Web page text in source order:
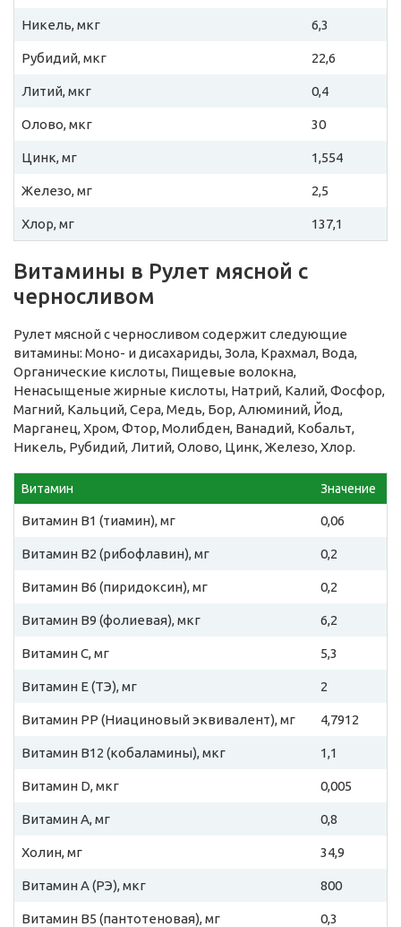
Никель, мкг 6,3
Рубидий, мкг 22,6
Литий, мкг 0,4
Олово, мкг 30
Цинк, мг 1,554
Железо, мг 2,5
Хлор, мг 137,1
Витамины в Рулет мясной с
черносливом
Рулет мясной с черносливом содержит следующие
витамины: Моно- и дисахариды, Зола, Крахмал, Вода,
Органические кислоты, Пищевые волокна,
Ненасыщеные жирные кислоты, Натрий, Калий, Фосфор,
Магний, Кальций, Сера, Медь, Бор, Алюминий, Йод,
Марганец, Хром, Фтор, Молибден, Ванадий, Кобальт,
Никель, Рубидий, Литий, Олово, Цинк, Железо, Хлор.
Витамин Значение
Витамин B1 (тиамин), мг 0,06
Витамин B2 (рибофлавин), мг 0,2
Витамин B6 (пиридоксин), мг 0,2
Витамин B9 (фолиевая), мкг 6,2
Витамин C, мг 5,3
Витамин E (ТЭ), мг 2
Витамин PP (Ниациновый эквивалент), мг 4,7912
Витамин B12 (кобаламины), мкг 1,1
Витамин D, мкг 0,005
Витамин A, мг 0,8
Холин, мг 34,9
Витамин A (РЭ), мкг 800
Витамин B5 (пантотеновая), мг 0,3